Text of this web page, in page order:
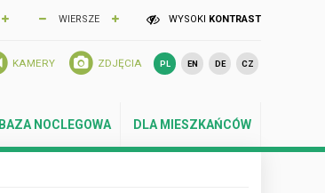
WIERSZE WYSOKI KONTRAST
KAMERY ZDJĘCIA PL EN DE CZ
BAZA NOCLEGOWA DLA MIESZKAŃCÓW